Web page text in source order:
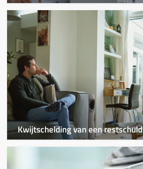
Kwijtschelding van een restschuld